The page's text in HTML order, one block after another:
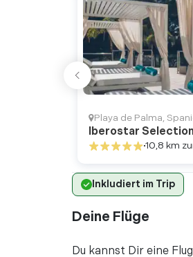
Playa de Palma,
Iberostar
10,8 km
Inkludiert im Trip
Deine Flüge
Du kannst Dir eine